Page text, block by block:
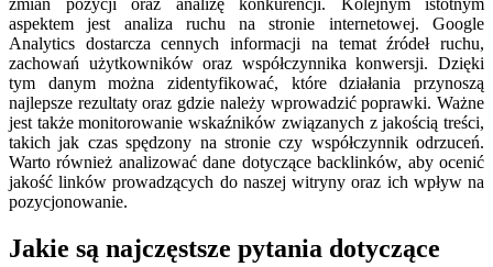
aspektem jest analiza ruchu na stronie internetowej. Google
Analytics dostarcza cennych informacji na temat źródeł ruchu,
zachowań użytkowników oraz współczynnika konwersji. Dzięki
tym danym można zidentyfikować, które działania przynoszą
najlepsze rezultaty oraz gdzie należy wprowadzić poprawki. Ważne
jest także monitorowanie wskaźników związanych z jakością treści,
takich jak czas spędzony na stronie czy współczynnik odrzuceń.
Warto również analizować dane dotyczące backlinków, aby ocenić
jakość linków prowadzących do naszej witryny oraz ich wpływ na
pozycjonowanie.
Jakie są najczęstsze pytania dotyczące